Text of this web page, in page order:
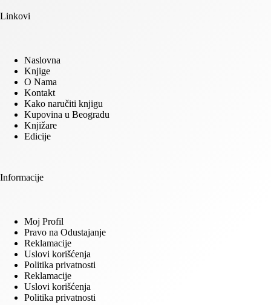
Linkovi
Naslovna
Knjige
O Nama
Kontakt
Kako naručiti knjigu
Kupovina u Beogradu
Knjižare
Edicije
Informacije
Moj Profil
Pravo na Odustajanje
Reklamacije
Uslovi korišćenja
Politika privatnosti
Reklamacije
Uslovi korišćenja
Politika privatnosti